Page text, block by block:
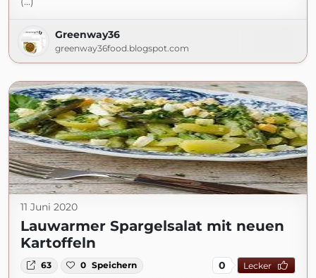
Greenway36
greenway36food.blogspot.com
11 Juni 2020
Lauwarmer Spargelsalat mit neuen
Kartoffeln
63 0 Speichern 0 Lecker